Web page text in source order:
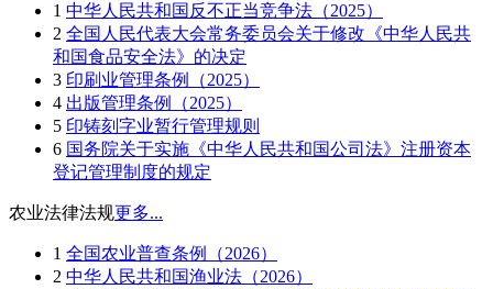
1 中华人民共和国反不正当竞争法（2025）
2 全国人民代表大会常务委员会关于修改《中华人民共
和国食品安全法》的决定
3 印刷业管理条例（2025）
4 出版管理条例（2025）
5 印铸刻字业暂行管理规则
6 国务院关于实施《中华人民共和国公司法》注册资本
登记管理制度的规定
农业法律法规更多...
1 全国农业普查条例（2026）
2 中华人民共和国渔业法（2026）